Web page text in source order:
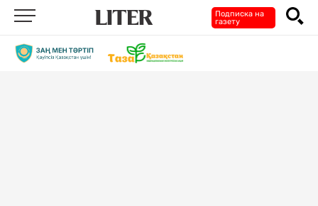
Подписка на
газету